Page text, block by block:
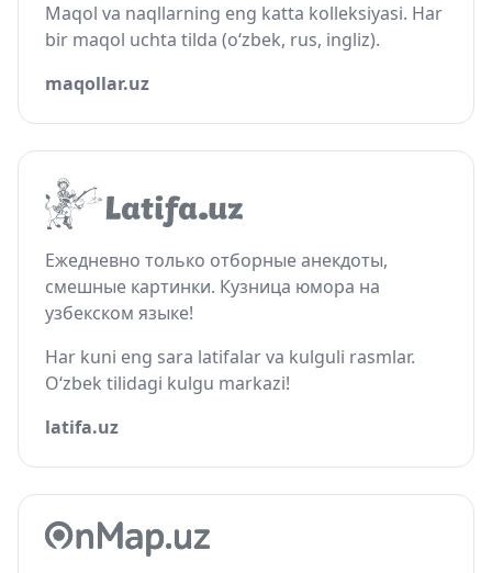
Maqol va naqllarning eng katta kolleksiyasi. Har
bir maqol uchta tilda (o‘zbek, rus, ingliz).
maqollar.uz
Ежедневно только отборные анекдоты,
смешные картинки. Кузница юмора на
узбекском языке!
Har kuni eng sara latifalar va kulguli rasmlar.
O‘zbek tilidagi kulgu markazi!
latifa.uz